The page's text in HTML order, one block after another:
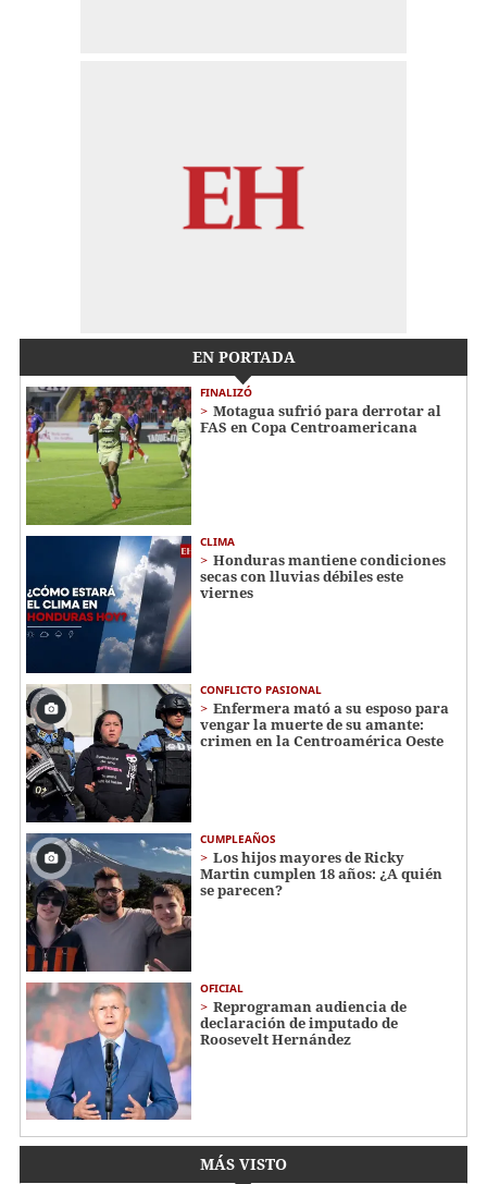
EN PORTADA
FINALIZÓ
Motagua sufrió para derrotar al
FAS en Copa Centroamericana
CLIMA
Honduras mantiene condiciones
secas con lluvias débiles este
viernes
CONFLICTO PASIONAL
Enfermera mató a su esposo para
vengar la muerte de su amante:
crimen en la Centroamérica Oeste
CUMPLEAÑOS
Los hijos mayores de Ricky
Martin cumplen 18 años: ¿A quién
se parecen?
OFICIAL
Reprograman audiencia de
declaración de imputado de
Roosevelt Hernández
MÁS VISTO